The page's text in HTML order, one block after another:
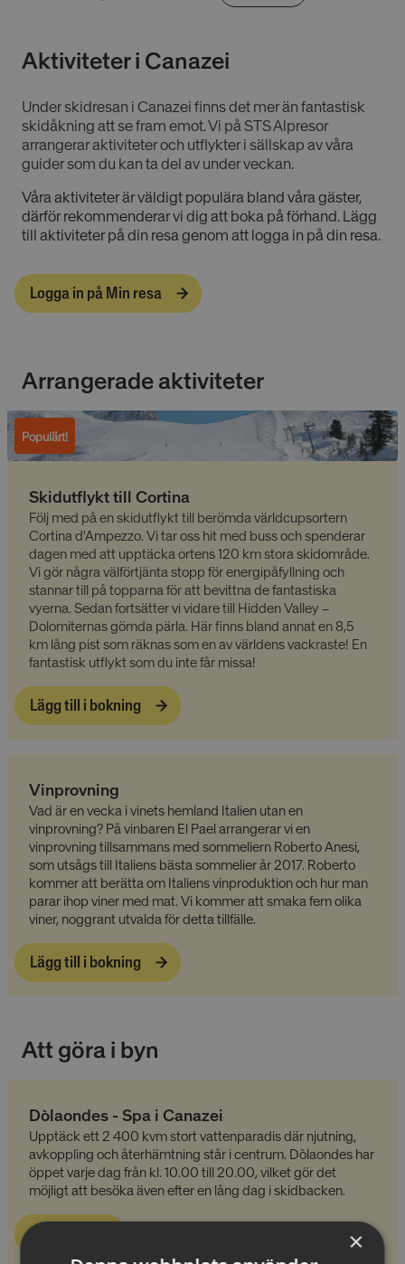
Aktiviteter i Canazei
Under skidresan i Canazei finns det mer än fantastisk
skidåkning att se fram emot. Vi på STS Alpresor
arrangerar aktiviteter och utflykter i sällskap av våra
guider som du kan ta del av under veckan.
Våra aktiviteter är väldigt populära bland våra gäster,
därför rekommenderar vi dig att boka på förhand. Lägg
till aktiviteter på din resa genom att logga in på din resa.
Logga in på Min resa
Arrangerade aktiviteter
Populärt!
Skidutflykt till Cortina
Följ med på en skidutflykt till berömda världcupsortern
Cortina d'Ampezzo. Vi tar oss hit med buss och spenderar
dagen med att upptäcka ortens 120 km stora skidområde.
Vi gör några välförtjänta stopp för energipåfyllning och
stannar till på topparna för att bevittna de fantastiska
vyerna. Sedan fortsätter vi vidare till Hidden Valley –
Dolomiternas gömda pärla. Här finns bland annat en 8,5
km lång pist som räknas som en av världens vackraste! En
fantastisk utflykt som du inte får missa!
Lägg till i bokning
Vinprovning
Vad är en vecka i vinets hemland Italien utan en
vinprovning? På vinbaren El Pael arrangerar vi en
vinprovning tillsammans med sommeliern Roberto Anesi,
som utsågs till Italiens bästa sommelier år 2017. Roberto
kommer att berätta om Italiens vinproduktion och hur man
parar ihop viner med mat. Vi kommer att smaka fem olika
viner, noggrant utvalda för detta tillfälle.
Lägg till i bokning
Att göra i byn
Dòlaondes - Spa i Canazei
Upptäck ett 2 400 kvm stort vattenparadis där njutning,
avkoppling och återhämtning står i centrum. Dòlaondes har
öppet varje dag från kl. 10.00 till 20.00, vilket gör det
möjligt att besöka även efter en lång dag i skidbacken.
Läs mer ×